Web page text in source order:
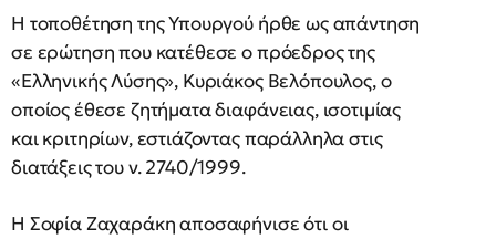
Η τοποθέτηση της Υπουργού ήρθε ως απάντηση
σε ερώτηση που κατέθεσε ο πρόεδρος της
«Ελληνικής Λύσης», Κυριάκος Βελόπουλος, ο
οποίος έθεσε ζητήματα διαφάνειας, ισοτιμίας
και κριτηρίων, εστιάζοντας παράλληλα στις
διατάξεις του ν. 2740/1999.
Η Σοφία Ζαχαράκη αποσαφήνισε ότι οι